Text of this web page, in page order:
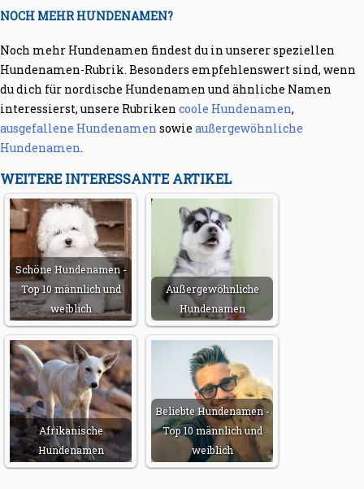
NOCH MEHR HUNDENAMEN?
Noch mehr Hundenamen findest du in unserer speziellen
Hundenamen-Rubrik. Besonders empfehlenswert sind, wenn
du dich für nordische Hundenamen und ähnliche Namen
interessierst, unsere Rubriken coole Hundenamen,
ausgefallene Hundenamen sowie außergewöhnliche
Hundenamen.
WEITERE INTERESSANTE ARTIKEL
Schöne Hundenamen -
Top 10 männlich und
weiblich
Außergewöhnliche
Hundenamen
Afrikanische
Hundenamen
Beliebte Hundenamen -
Top 10 männlich und
weiblich